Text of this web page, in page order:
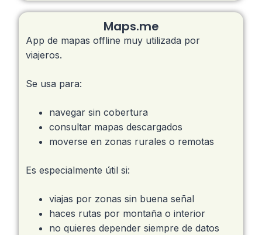
Maps.me
App de mapas offline muy utilizada por
viajeros.
Se usa para:
navegar sin cobertura
consultar mapas descargados
moverse en zonas rurales o remotas
Es especialmente útil si:
viajas por zonas sin buena señal
haces rutas por montaña o interior
no quieres depender siempre de datos